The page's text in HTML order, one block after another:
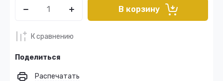
В корзину
К сравнению
Поделиться
Распечатать